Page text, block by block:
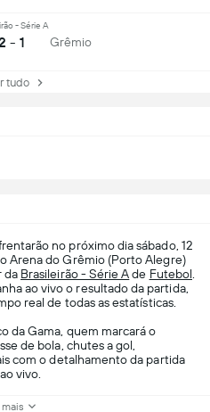
- Série A
- 1 Grêmio
tudo
no próximo dia sábado, 12
Arena do Grêmio (Porto Alegre)
da Brasileirão - Série Ade Futebol
ao vivo o resultado da partida,
real de todas as estatísticas.
da Gama, quem marcará o
de bola, chutes a gol,
com o detalhamento da partida
vivo.